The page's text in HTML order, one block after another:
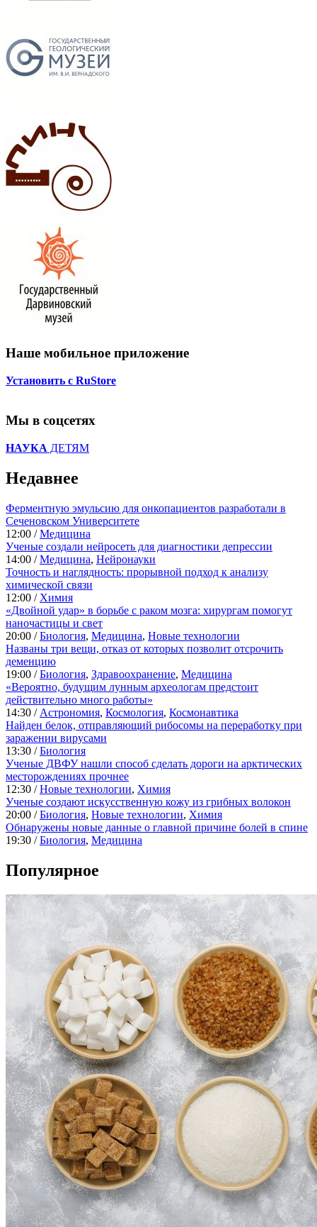
Наше мобильное приложение
Установить с RuStore
Мы в соцсетях
НАУКА ДЕТЯМ
Недавнее
Ферментную эмульсию для онкопациентов разработали в
Сеченовском Университете
12:00 /Медицина
Ученые создали нейросеть для диагностики депрессии
14:00 /Медицина, Нейронауки
Точность и наглядность: прорывной подход к анализу
химической связи
12:00 / Химия
«Двойной удар» в борьбе с раком мозга: хирургам помогут
наночастицы и свет
20:00 /Биология, Медицина, Новые технологии
Названы три вещи, отказ от которых позволит отсрочить
деменцию
19:00 /Биология, Здравоохранение, Медицина
«Вероятно, будущим лунным археологам предстоит
действительно много работы»
14:30 / Астрономия, Космология, Космонавтика
Найден белок, отправляющий рибосомы на переработку при
заражении вирусами
13:30 /Биология
Ученые ДВФУ нашли способ сделать дороги на арктических
месторождениях прочнее
12:30 /Новые технологии, Химия
Ученые создают искусственную кожу из грибных волокон
20:00 /Биология, Новые технологии, Химия
Обнаружены новые данные о главной причине болей в спине
19:30 /Биология, Медицина
Популярное